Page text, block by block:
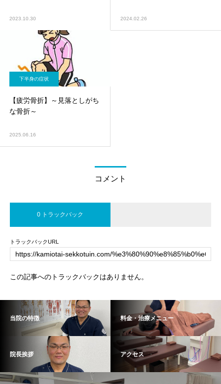
2023.10.30 2024.02.26
下半身の症状
【疲労骨折】～見落としがち
な骨折～
2025.06.16
コメント
0 トラックバック
トラックバックURL
この記事へのトラックバックはありません。
当院の特徴 料金・治療メニュー
院長挨拶 アクセス